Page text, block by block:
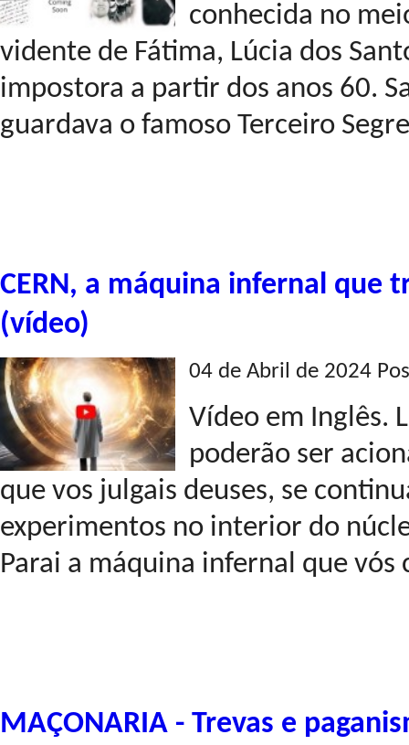
conhecida no
vidente de Fátima, Lúcia dos
impostora a partir dos anos 60.
guardava o famoso Terceiro
CERN, a máquina infernal que
(vídeo)
04 de Abril de 2024
Vídeo em Inglês.
poderão ser
que vos julgais deuses, se
experimentos no interior do
Parai a máquina infernal que vós
MAÇONARIA - Trevas e